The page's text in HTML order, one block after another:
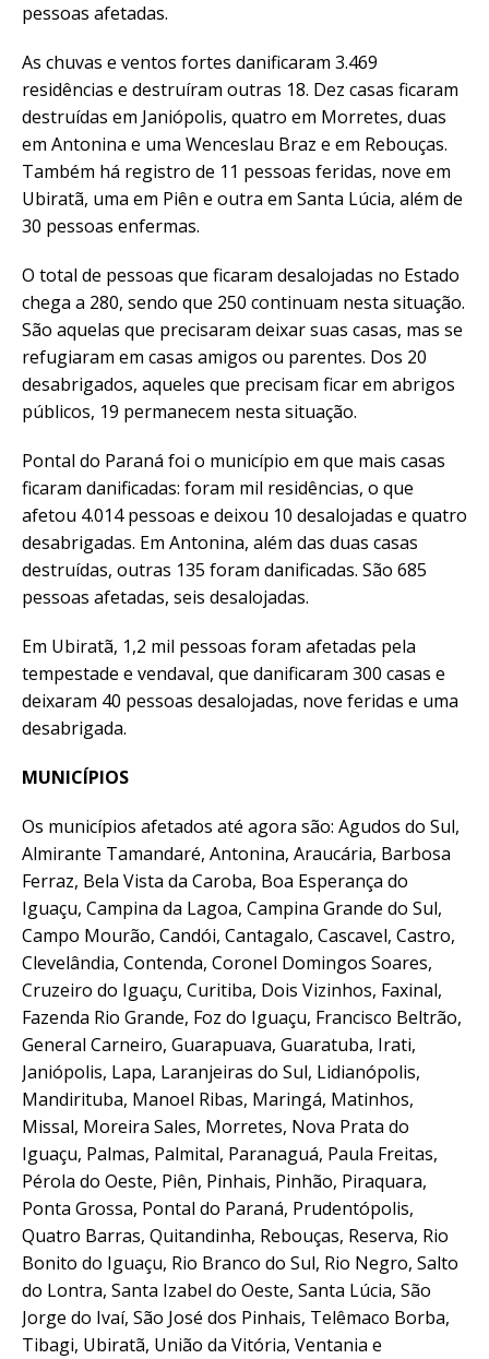
pessoas afetadas.
As chuvas e ventos fortes danificaram 3.469
residências e destruíram outras 18. Dez casas ficaram
destruídas em Janiópolis, quatro em Morretes, duas
em Antonina e uma Wenceslau Braz e em Rebouças.
Também há registro de 11 pessoas feridas, nove em
Ubiratã, uma em Piên e outra em Santa Lúcia, além de
30 pessoas enfermas.
O total de pessoas que ficaram desalojadas no Estado
chega a 280, sendo que 250 continuam nesta situação.
São aquelas que precisaram deixar suas casas, mas se
refugiaram em casas amigos ou parentes. Dos 20
desabrigados, aqueles que precisam ficar em abrigos
públicos, 19 permanecem nesta situação.
Pontal do Paraná foi o município em que mais casas
ficaram danificadas: foram mil residências, o que
afetou 4.014 pessoas e deixou 10 desalojadas e quatro
desabrigadas. Em Antonina, além das duas casas
destruídas, outras 135 foram danificadas. São 685
pessoas afetadas, seis desalojadas.
Em Ubiratã, 1,2 mil pessoas foram afetadas pela
tempestade e vendaval, que danificaram 300 casas e
deixaram 40 pessoas desalojadas, nove feridas e uma
desabrigada.
MUNICÍPIOS
Os municípios afetados até agora são: Agudos do Sul,
Almirante Tamandaré, Antonina, Araucária, Barbosa
Ferraz, Bela Vista da Caroba, Boa Esperança do
Iguaçu, Campina da Lagoa, Campina Grande do Sul,
Campo Mourão, Candói, Cantagalo, Cascavel, Castro,
Clevelândia, Contenda, Coronel Domingos Soares,
Cruzeiro do Iguaçu, Curitiba, Dois Vizinhos, Faxinal,
Fazenda Rio Grande, Foz do Iguaçu, Francisco Beltrão,
General Carneiro, Guarapuava, Guaratuba, Irati,
Janiópolis, Lapa, Laranjeiras do Sul, Lidianópolis,
Mandirituba, Manoel Ribas, Maringá, Matinhos,
Missal, Moreira Sales, Morretes, Nova Prata do
Iguaçu, Palmas, Palmital, Paranaguá, Paula Freitas,
Pérola do Oeste, Piên, Pinhais, Pinhão, Piraquara,
Ponta Grossa, Pontal do Paraná, Prudentópolis,
Quatro Barras, Quitandinha, Rebouças, Reserva, Rio
Bonito do Iguaçu, Rio Branco do Sul, Rio Negro, Salto
do Lontra, Santa Izabel do Oeste, Santa Lúcia, São
Jorge do Ivaí, São José dos Pinhais, Telêmaco Borba,
Tibagi, Ubiratã, União da Vitória, Ventania e